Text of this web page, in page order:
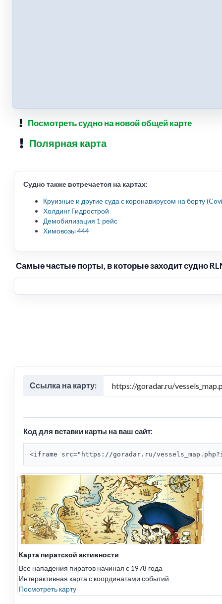
Посмотреть судно на новой общей карте
Полярная карта
Судно также встречается на картах:
Круизные и другие суда с коронавирусом на борту
Холдинг Гидрострой
Демобилизация 1 рейс
Химовозы 444
Самые частые порты, в которые заходит судно
Ссылка на карту:
Код для вставки карты на ваш сайт:
<iframe src="https://goradar.ru/
Карта пиратской активности
Все нападения пиратов начиная с 1978 года
Интерактивная карта с координатами событий
Посмотреть карту